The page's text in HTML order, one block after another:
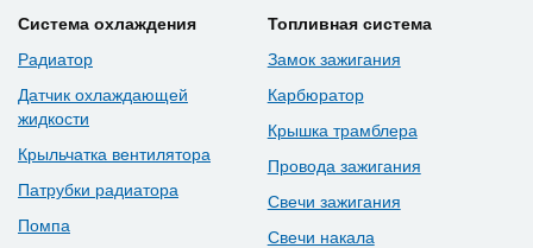
Система охлаждения
Радиатор
Датчик охлаждающей
жидкости
Крыльчатка вентилятора
Патрубки радиатора
Помпа
Топливная система
Замок зажигания
Карбюратор
Крышка трамблера
Провода зажигания
Свечи зажигания
Свечи накала